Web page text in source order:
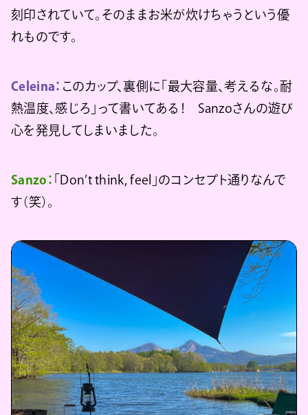
刻印されていて。そのままお米が炊けちゃうという優
れものです。
Celeina： このカップ、裏側に「最大容量、考えるな。耐
熱温度、感じろ」って書いてある！ Sanzoさんの遊び
心を発見してしまいました。
Sanzo：
「Don’t think, feel」のコンセプト通りなんで
す（笑）。